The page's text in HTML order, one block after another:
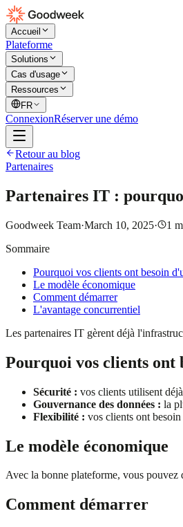
Accueil
Plateforme
Solutions
Cas d'usage
Ressources
FR
ConnexionRéserver une démo
Retour au blog
Partenaires
Partenaires IT :
Goodweek Team·March 10, 2025· 1
Sommaire
Pourquoi vos clients ont besoin
Le modèle économique
Comment démarrer
L'avantage concurrentiel
Les partenaires IT gèrent déjà
Pourquoi vos clients ont
Sécurité : vos clients utilisent
Gouvernance des données : la
Flexibilité : vos clients ont
Le modèle économique
Avec la bonne plateforme, vous pouvez
Comment démarrer